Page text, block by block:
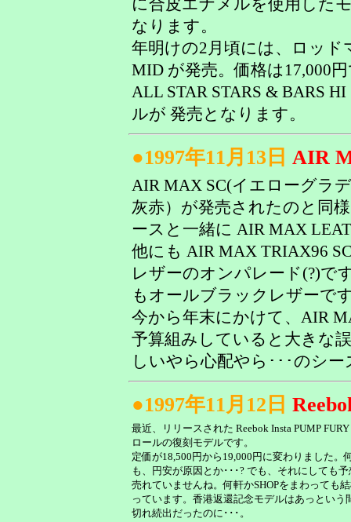
に合皮エナメルを使用した
なります。
年明けの2月頃には、ロッド
MID が発売。価格は17,000
ALL STAR STARS & BARS
ルが 発売となります。
●1997年11月13日 AIR
AIR MAX SC(イエローグラ
灰赤）が発売されたのと同
ースと一緒に AIR MAX
他にも AIR MAX TRIAX96
レザーのオンパレード(?)で
もオールブラックレザーで
今から年末にかけて、AIR
予算組みしていると大きな
しいやら心配やら･･･のシ
●1997年11月12日
最近、リリースされた Reebok Insta PUMP
ロールの復刻モデルです。
定価が18,500円から19,000円に変わりました。
も、円安が原因とか･･･? でも、それにしても
売れていませんね。何軒かSHOPをまわっても
っています。香港返還記念モデルはあっという
切れ続出だったのに･･･。